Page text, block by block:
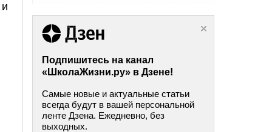
Подпишитесь на канал
«ШколаЖизни.ру» в Дзене!
Самые новые и актуальные статьи
всегда будут в вашей персональной
ленте Дзена. Ежедневно, без
выходных.